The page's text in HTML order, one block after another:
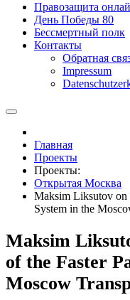
Правозащита
День Победы 80
Бессмертный полк
Контакты
Обратная
Impressum
Главная
Проекты
Проекты:
Открытая Москва
Maksim Liksutov on
System in the
Maksim
of the Faster
Moscow